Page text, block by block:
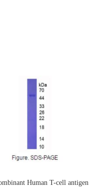
Human T-cell antigen